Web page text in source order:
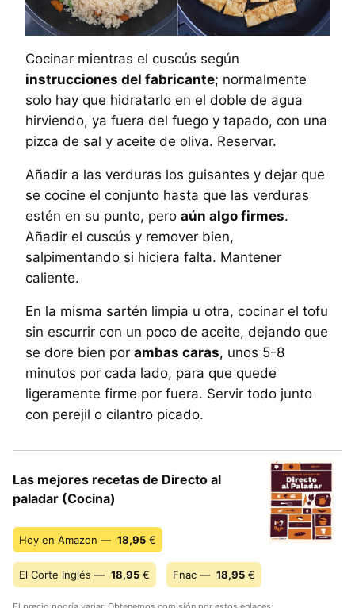
Cocinar mientras el cuscús según
instrucciones del fabricante; normalmente
solo hay que hidratarlo en el doble de agua
hirviendo, ya fuera del fuego y tapado, con una
pizca de sal y aceite de oliva. Reservar.
Añadir a las verduras los guisantes y dejar que
se cocine el conjunto hasta que las verduras
estén en su punto, pero aún algo firmes.
Añadir el cuscús y remover bien,
salpimentando si hiciera falta. Mantener
caliente.
En la misma sartén limpia u otra, cocinar el tofu
sin escurrir con un poco de aceite, dejando que
se dore bien por ambas caras, unos 5-8
minutos por cada lado, para que quede
ligeramente firme por fuera. Servir todo junto
con perejil o cilantro picado.
Las mejores recetas de Directo al
paladar (Cocina)
Hoy en Amazon — 18,95 €
El Corte Inglés — 18,95 € Fnac — 18,95 €